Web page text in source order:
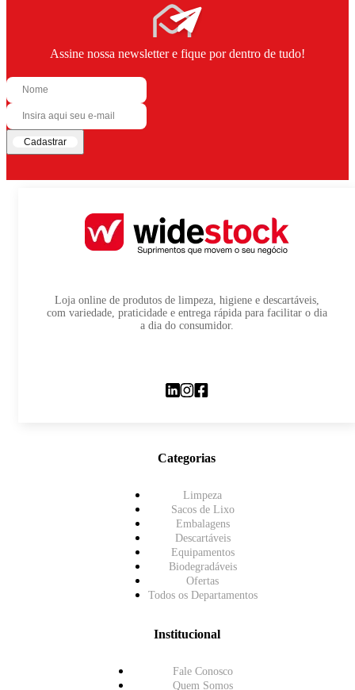
Assine nossa newsletter e fique por dentro de tudo!
Cadastrar
Loja online de produtos de limpeza, higiene e descartáveis,
com variedade, praticidade e entrega rápida para facilitar o dia
a dia do consumidor.
Categorias
Limpeza
Sacos de Lixo
Embalagens
Descartáveis
Equipamentos
Biodegradáveis
Ofertas
Todos os Departamentos
Institucional
Fale Conosco
Quem Somos